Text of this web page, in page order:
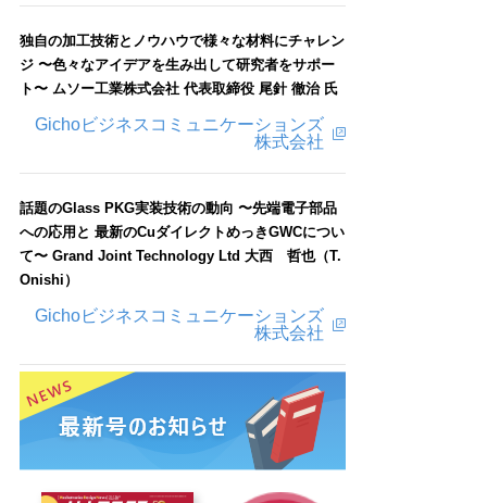
独自の加工技術とノウハウで様々な材料にチャレン
ジ 〜色々なアイデアを生み出して研究者をサポー
ト〜 ムソー工業株式会社 代表取締役 尾針 徹治 氏
Gichoビジネスコミュニケーションズ
株式会社
話題のGlass PKG実装技術の動向 〜先端電子部品
への応用と 最新のCuダイレクトめっきGWCについ
て〜 Grand Joint Technology Ltd 大西 哲也（T.
Onishi）
Gichoビジネスコミュニケーションズ
株式会社